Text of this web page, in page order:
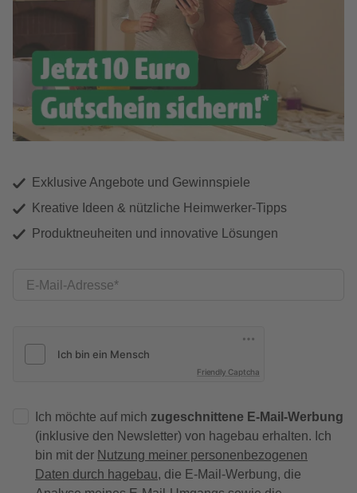
Exklusive Angebote und Gewinnspiele
Kreative Ideen & nützliche Heimwerker-Tipps
Produktneuheiten und innovative Lösungen
E-Mail-Adresse
Friendly Captcha
Ich möchte auf mich zugeschnittene E-Mail-Werbung
(inklusive den Newsletter) von hagebau erhalten. Ich
bin mit der Nutzung meiner personenbezogenen
Daten durch hagebau, die E-Mail-Werbung, die